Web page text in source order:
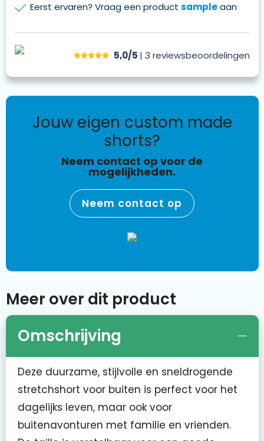
Eerst ervaren? Vraag een product sampleaan
5,0/5 | 3 reviewsbeoordelingen
jouw eigen custom made
shorts?
Neem contact op voor de
mogelijkheden.
Neem contact op
Meer over dit product
Omschrijving
Deze duurzame, stijlvolle en sneldrogende
stretchshort voor buiten is perfect voor het
dagelijks leven, maar ook voor
buitenavonturen met familie en vrienden.